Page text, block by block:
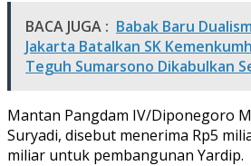
BACA JUGA : Babak Baru
Jakarta Batalkan SK
Teguh Sumarsono Dikabulkan
Mantan Pangdam IV/Diponegoro
Suryadi, disebut menerima Rp5
miliar untuk pembangunan Yardip.